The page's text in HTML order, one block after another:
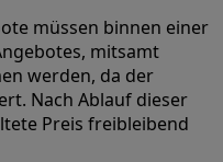
müssen binnen einer
mitsamt
werden, da der
Nach Ablauf dieser
Preis freibleibend